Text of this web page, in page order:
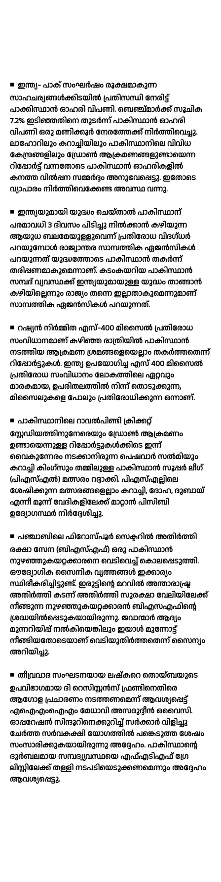
◾ ഇന്ത്യ- പാക് സംഘര്‍ഷം രൂക്ഷമാകുന്ന
സാഹചര്യങ്ങള്‍ക്കിടയില്‍ പ്രതിസന്ധി നേരിട്ട്
പാക്കിസ്ഥാന്‍ ഓഹരി വിപണി. ബെഞ്ച്മാര്‍ക്ക് സൂചിക
7.2% ഇടിഞ്ഞതിനെ തുടര്‍ന്ന് പാകിസ്ഥാന്‍ ഓഹരി
വിപണി ഒരു മണിക്കൂര്‍ നേരത്തേക്ക് നിര്‍ത്തിവെച്ചു.
ലാഹോറിലും കറാച്ചിയിലും പാകിസ്ഥാനിലെ വിവിധ
കേന്ദ്രങ്ങളിലും ഡ്രോണ്‍ ആക്രമണങ്ങളുണ്ടായെന്ന
റിപ്പോര്‍ട്ട് വന്നതോടെ പാകിസ്ഥാന്‍ ഓഹരികളില്‍
കനത്ത വില്‍പ്പന സമ്മര്‍ദ്ദം അനുഭവപ്പെട്ടു. ഇതോടെ
വ്യാപാരം നിര്‍ത്തിവെക്കേണ്ട അവസ്ഥ വന്നു.
◾ ഇന്ത്യയുമായി യുദ്ധം ചെയ്താല്‍ പാകിസ്ഥാന്
പരമാവധി 3 ദിവസം പിടിച്ചു നില്‍ക്കാന്‍ കഴിയുന്ന
ആയുധ ബലമേയുളളുവെന്ന് പ്രതിരോധ വിദഗ്ധര്‍
പറയുമ്പോള്‍ രാജ്യാന്തര സാമ്പത്തിക ഏജന്‍സികള്‍
പറയുന്നത് യുദ്ധത്തോടെ പാകിസ്ഥാന്‍ തകര്‍ന്ന്
തരിപ്പണമാകുമെന്നാണ്. കടംകയറിയ പാകിസ്ഥാന്‍
സമ്പദ് വ്യവസ്ഥക്ക് ഇന്ത്യയുമായുള്ള യുദ്ധം താങ്ങാന്‍
കഴിയില്ലെന്നും രാജ്യം തന്നെ ഇല്ലാതാകുമെന്നുമാണ്
സാമ്പത്തിക ഏജന്‍സികള്‍ പറയുന്നത്.
◾ റഷ്യന്‍ നിര്‍മ്മിത എസ്-400 മിസൈല്‍ പ്രതിരോധ
സംവിധാനമാണ് കഴിഞ്ഞ രാത്രിയില്‍ പാകിസ്ഥാന്‍
നടത്തിയ ആക്രമണ ശ്രമങ്ങളെയെല്ലാം തകര്‍ത്തതെന്ന്
റിപ്പോര്‍ട്ടുകള്‍. ഇന്ത്യ ഉപയോഗിച്ച എസ് 400 മിസൈല്‍
പ്രതിരോധ സംവിധാനം ലോകത്തിലെ ഏറ്റവും
മാരകമായ, ഉപരിതലത്തില്‍ നിന്ന് തൊടുക്കുന്ന,
മിസൈലുകളെ പോലും പ്രതിരോധിക്കുന്ന ഒന്നാണ്.
◾ പാകിസ്ഥാനിലെ റാവല്‍പിണ്ടി ക്രിക്കറ്റ്
സ്റ്റേഡിയത്തിനുനേരെയും ഡ്രോണ്‍ ആക്രമണം
ഉണ്ടായെന്നുള്ള റിപ്പോര്‍ട്ടുകള്‍ക്കിടെ ഇന്ന്
വൈകുന്നേരം നടക്കാനിരുന്ന പെഷവാര്‍ സല്‍മിയും
കറാച്ചി കിംഗ്‌സും തമ്മിലുള്ള പാകിസ്ഥാന്‍ സൂപ്പര്‍ ലീഗ്
(പിഎസ്എല്‍) മത്സരം റദ്ദാക്കി. പിഎസ്എല്ലിലെ
ശേഷിക്കുന്ന മത്സരങ്ങളെല്ലാം കറാച്ചി, ദോഹ, ദുബായ്
എന്നീ മൂന്ന് വേദികളിലേക്ക് മാറ്റാന്‍ പിസിബി
ഉദ്യോഗസ്ഥര്‍ നിര്‍ദ്ദേശിച്ചു.
◾ പഞ്ചാബിലെ ഫിറോസ്പൂര്‍ സെക്ടറില്‍ അതിര്‍ത്തി
രക്ഷാ സേന (ബിഎസ്എഫ്) ഒരു പാകിസ്ഥാന്‍
നുഴഞ്ഞുകയറ്റക്കാരനെ വെടിവെച്ച് കൊലപ്പെടുത്തി.
ഔദ്യോഗിക സൈനിക വൃത്തങ്ങള്‍ ഇക്കാര്യം
സ്ഥിരീകരിച്ചിട്ടുണ്ട്. ഇരുട്ടിന്റെ മറവില്‍ അന്താരാഷ്ട്ര
അതിര്‍ത്തി കടന്ന് അതിര്‍ത്തി സുരക്ഷാ വേലിയിലേക്ക്
നീങ്ങുന്ന നുഴഞ്ഞുകയറ്റക്കാരന്‍ ബിഎസഎഫിന്റെ
ശ്രദ്ധയില്‍പ്പെടുകയായിരുന്നു. ജവാന്മാര്‍ ആദ്യം
മുന്നറിയിപ്പ് നല്‍കിയെങ്കിലും ഇയാള്‍ മുന്നോട്ട്
നീങ്ങിയതോടെയാണ് വെടിയുതിര്‍ത്തതെന്ന് സൈന്യം
അറിയിച്ചു.
◾ തീവ്രവാദ സംഘടനയായ ലഷ്‌കറെ തൊയ്ബയുടെ
ഉപവിഭാഗമായ ദി റെസിസ്റ്റന്‍സ് ഫ്രണ്ടിനെതിരെ
ആഗോള പ്രചാരണം നടത്തണമെന്ന് ആവശ്യപ്പെട്ട്
എഐഎംഐഎം മേധാവി അസദുദ്ദീന്‍ ഒവൈസി.
ഓപ്പറേഷന്‍ സിന്ദൂറിനെക്കുറിച്ച് സര്‍ക്കാര്‍ വിളിച്ചു
ചേര്‍ത്ത സര്‍വകക്ഷി യോഗത്തില്‍ പങ്കെടുത്ത ശേഷം
സംസാരിക്കുകയായിരുന്നു അദ്ദേഹം. പാകിസ്ഥാന്റെ
ദുര്‍ബലമായ സമ്പദ്വ്യവസ്ഥയെ എഫ്എടിഎഫ് ഗ്രേ
ലിസ്റ്റിലേക്ക് തള്ളി നടപടിയെടുക്കണമെന്നും അദ്ദേഹം
ആവശ്യപ്പെട്ടു.